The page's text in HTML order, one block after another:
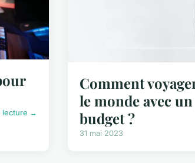
lecture →
Comment
le monde avec
budget ?
31 mai 2023